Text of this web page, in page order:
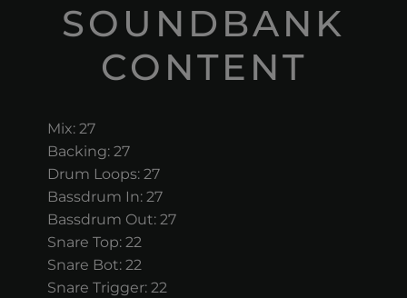
SOUNDBANK
CONTENT
Mix: 27
Backing: 27
Drum Loops: 27
Bassdrum In: 27
Bassdrum Out: 27
Snare Top: 22
Snare Bot: 22
Snare Trigger: 22